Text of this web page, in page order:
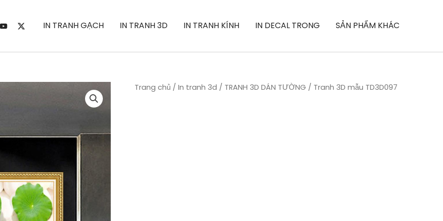
IN TRANH GẠCH IN TRANH 3D IN TRANH KÍNH IN DECAL TRONG SẢN PHẨM KHÁC
Trang chủ / In tranh 3d / TRANH 3D DÁN TƯỜNG / Tranh 3D mẫu TD3D097